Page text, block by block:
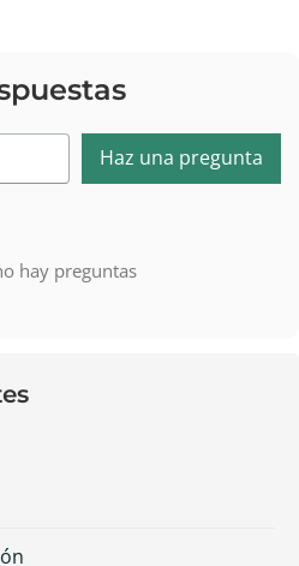
Haz una pregunta
hay preguntas